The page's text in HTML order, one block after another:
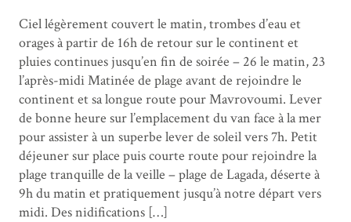
Ciel légèrement couvert le matin, trombes d’eau et
orages à partir de 16h de retour sur le continent et
pluies continues jusqu’en fin de soirée – 26 le matin, 23
l’après-midi Matinée de plage avant de rejoindre le
continent et sa longue route pour Mavrovoumi. Lever
de bonne heure sur l’emplacement du van face à la mer
pour assister à un superbe lever de soleil vers 7h. Petit
déjeuner sur place puis courte route pour rejoindre la
plage tranquille de la veille – plage de Lagada, déserte à
9h du matin et pratiquement jusqu’à notre départ vers
midi. Des nidifications […]